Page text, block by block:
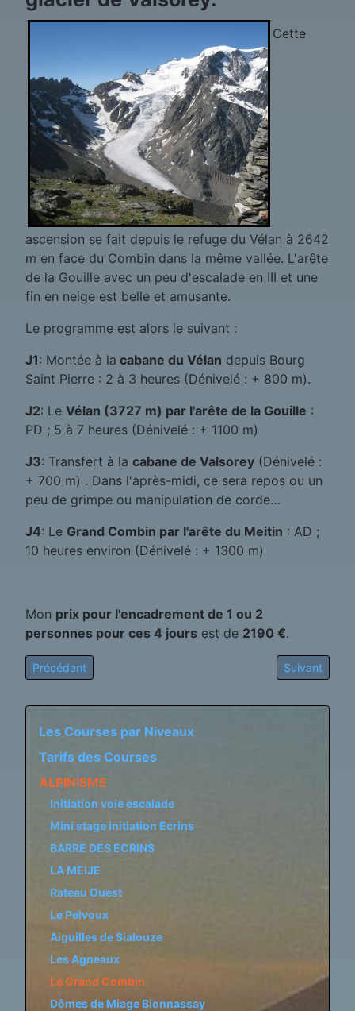
Cette
ascension se fait depuis le refuge du Vélan à 2642
m en face du Combin dans la même vallée. L'arête
de la Gouille avec un peu d'escalade en III et une
fin en neige est belle et amusante.
Le programme est alors le suivant :
J1: Montée à la cabane du Vélan depuis Bourg
Saint Pierre : 2 à 3 heures (Dénivelé : + 800 m).
J2: Le Vélan (3727 m) par l'arête de la Gouille :
PD ; 5 à 7 heures (Dénivelé : + 1100 m)
J3: Transfert à la cabane de Valsorey (Dénivelé :
+ 700 m) . Dans l'après-midi, ce sera repos ou un
peu de grimpe ou manipulation de corde…
J4: Le Grand Combin par l'arête du Meitin : AD ;
10 heures environ (Dénivelé : + 1300 m)
Mon prix pour l'encadrement de 1 ou 2
personnes pour ces 4 jours est de 2190 €.
Article précédent : Viso
Précédent Article
Suivant
Les Courses par Niveaux
Tarifs des Courses
ALPINISME
Initiation voie escalade
Mini stage initiation Ecrins
BARRE DES ECRINS
LA MEIJE
Rateau Ouest
Le Pelvoux
Aiguilles de Sialouze
Les Agneaux
Le Grand Combin
Dômes de Miage Bionnassay